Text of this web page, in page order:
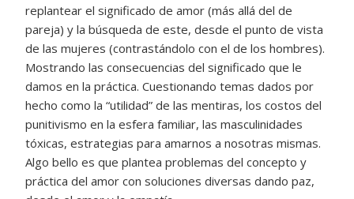
replantear el significado de amor (más allá del de
pareja) y la búsqueda de este, desde el punto de vista
de las mujeres (contrastándolo con el de los hombres).
Mostrando las consecuencias del significado que le
damos en la práctica. Cuestionando temas dados por
hecho como la “utilidad” de las mentiras, los costos del
punitivismo en la esfera familiar, las masculinidades
tóxicas, estrategias para amarnos a nosotras mismas.
Algo bello es que plantea problemas del concepto y
práctica del amor con soluciones diversas dando paz,